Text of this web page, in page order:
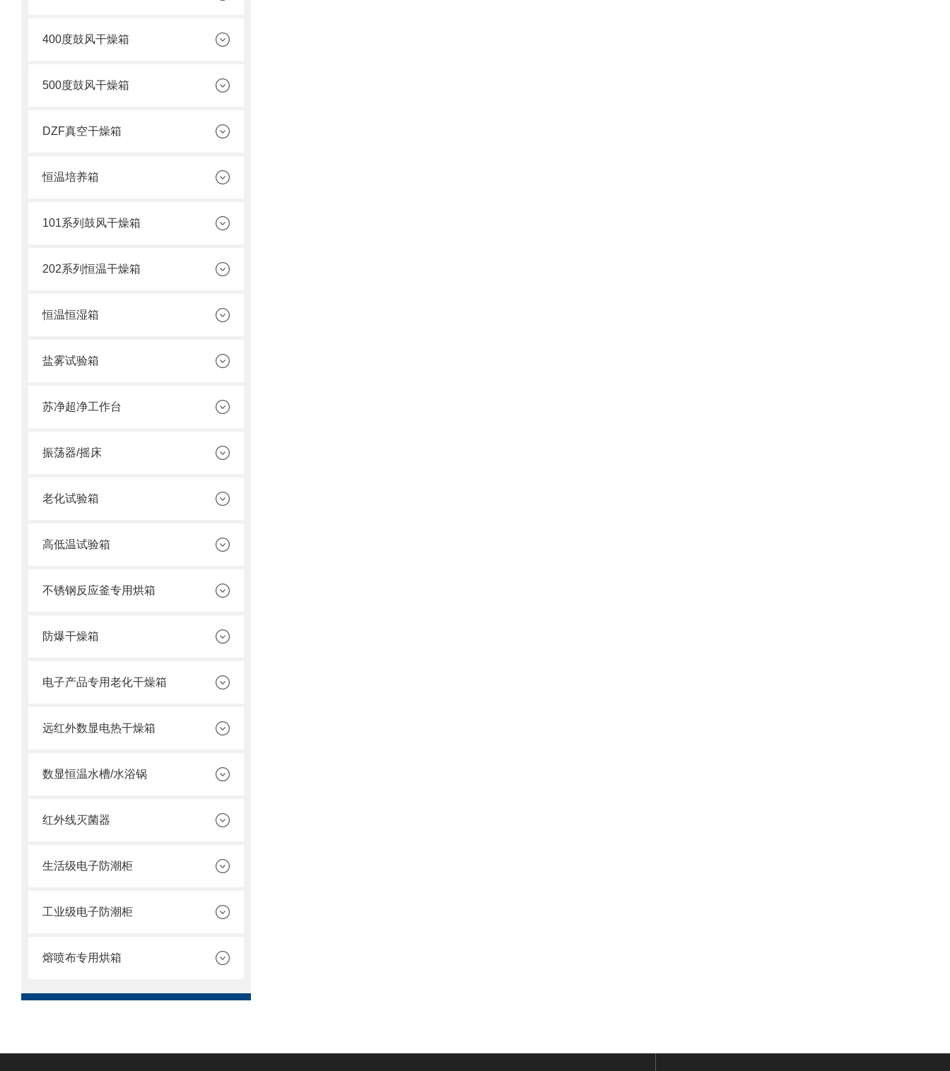
400度鼓风干燥箱
500度鼓风干燥箱
DZF真空干燥箱
恒温培养箱
101系列鼓风干燥箱
202系列恒温干燥箱
恒温恒湿箱
盐雾试验箱
苏净超净工作台
振荡器/摇床
老化试验箱
高低温试验箱
不锈钢反应釜专用烘箱
防爆干燥箱
电子产品专用老化干燥箱
远红外数显电热干燥箱
数显恒温水槽/水浴锅
红外线灭菌器
生活级电子防潮柜
工业级电子防潮柜
熔喷布专用烘箱